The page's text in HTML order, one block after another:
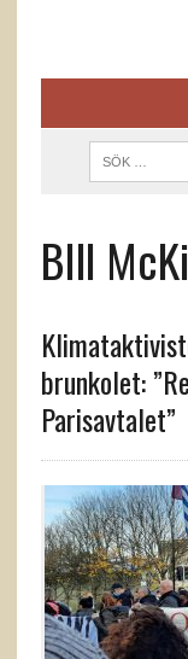
BIll
brunkolet:
Parisavtalet”